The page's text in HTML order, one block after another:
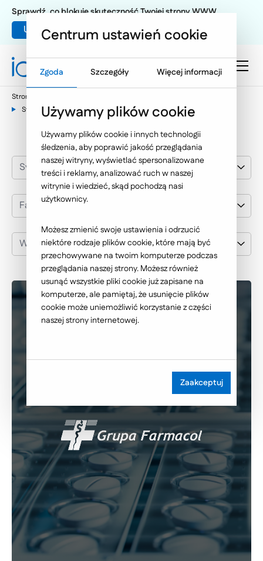
Umów warsztat UX
Sprawdź, co blokuje skuteczność Twojej strony WWW
Strona główna
Systemy i aplikacje dedykowane
Farmacja, medycyna
Systemy i aplikacje dedykowane
Farmacja, medycyna
Wybierz klienta
Centrum ustawień cookie
Zgoda Szczegóły Więcej informacji
Używamy plików cookie
Używamy plików cookie i innych technologii
śledzenia, aby poprawić jakość przeglądania
naszej witryny, wyświetlać spersonalizowane
treści i reklamy, analizować ruch w naszej
witrynie i wiedzieć, skąd pochodzą nasi
użytkownicy.
Możesz zmienić swoje ustawienia i odrzucić
niektóre rodzaje plików cookie, które mają być
przechowywane na twoim komputerze podczas
przeglądania naszej strony. Możesz również
usunąć wszystkie pliki cookie już zapisane na
komputerze, ale pamiętaj, że usunięcie plików
cookie może uniemożliwić korzystanie z części
naszej strony internetowej.
Zaakceptuj